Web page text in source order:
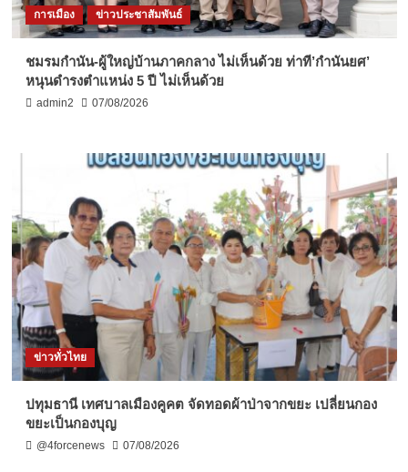
การเมือง ข่าวประชาสัมพันธ์
ชมรมกำนัน-ผู้ใหญ่บ้านภาคกลาง ไม่เห็นด้วย ท่าที’กำนันยศ’
หนุนดำรงตำแหน่ง 5 ปี ไม่เห็นด้วย
admin2 07/08/2026
ข่าวทั่วไทย
ปทุมธานี เทศบาลเมืองคูคต จัดทอดผ้าป่าจากขยะ เปลี่ยนกอง
ขยะเป็นกองบุญ
@4forcenews 07/08/2026